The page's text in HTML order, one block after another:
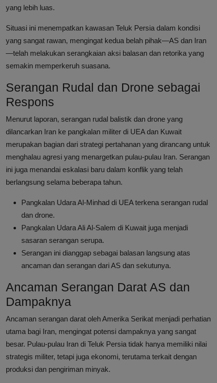
yang lebih luas.
Situasi ini menempatkan kawasan Teluk Persia dalam kondisi
yang sangat rawan, mengingat kedua belah pihak—AS dan Iran
—telah melakukan serangkaian aksi balasan dan retorika yang
semakin memperkeruh suasana.
Serangan Rudal dan Drone sebagai
Respons
Menurut laporan, serangan rudal balistik dan drone yang
dilancarkan Iran ke pangkalan militer di UEA dan Kuwait
merupakan bagian dari strategi pertahanan yang dirancang untuk
menghalau agresi yang menargetkan pulau-pulau Iran. Serangan
ini juga menandai eskalasi baru dalam konflik yang telah
berlangsung selama beberapa tahun.
Pangkalan Udara Al-Minhad di UEA terkena serangan rudal
dan drone.
Pangkalan Udara Ali Al-Salem di Kuwait juga menjadi
sasaran serangan serupa.
Serangan ini dianggap sebagai balasan langsung atas
ancaman dan serangan dari AS dan sekutunya.
Ancaman Serangan Darat AS dan
Dampaknya
Ancaman serangan darat oleh Amerika Serikat menjadi perhatian
utama bagi Iran, mengingat potensi dampaknya yang sangat
besar. Pulau-pulau Iran di Teluk Persia tidak hanya memiliki nilai
strategis militer, tetapi juga ekonomi, terutama terkait dengan
produksi dan pengiriman minyak.